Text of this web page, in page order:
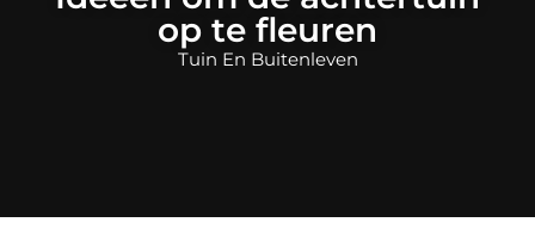
op te fleuren
Tuin En Buitenleven